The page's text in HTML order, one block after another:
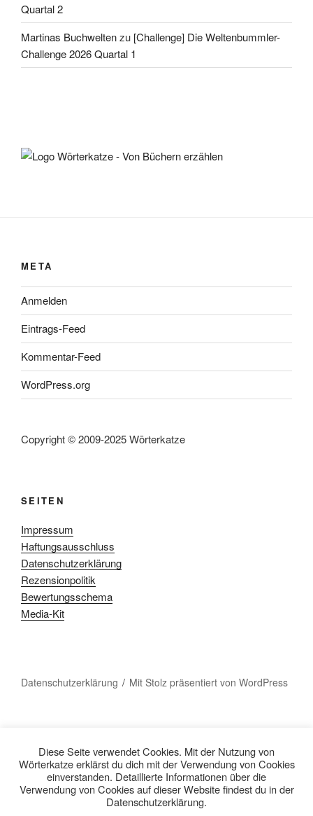
Quartal 2
Martinas Buchweltenzu [Challenge] Die Weltenbummler-
Challenge 2026 Quartal 1
META
Anmelden
Eintrags-Feed
Kommentar-Feed
WordPress.org
Copyright © 2009-2025 Wörterkatze
SEITEN
Impressum
Haftungsausschluss
Datenschutzerklärung
Rezensionpolitik
Bewertungsschema
Media-Kit
Datenschutzerklärung Mit Stolz präsentiert von WordPress
Diese Seite verwendet Cookies. Mit der Nutzung von
Wörterkatze erklärst du dich mit der Verwendung von Cookies
einverstanden. Detaillierte Informationen über die
Verwendung von Cookies auf dieser Website findest du in der
Datenschutzerklärung.